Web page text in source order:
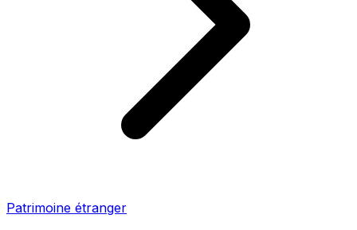
Patrimoine étranger